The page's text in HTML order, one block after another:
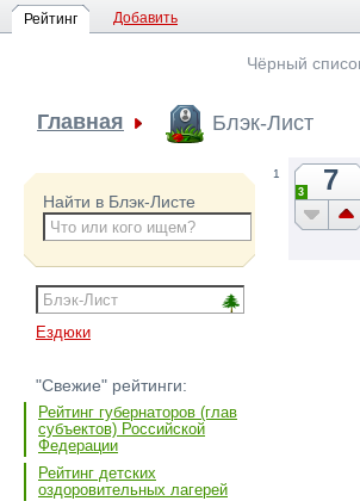
Рейтинг Добавить
Чёрный
Главная Блэк-Лист
Найти в Блэк-Листе
Ездюки
"Свежие" рейтинги:
Рейтинг губернаторов (глав
субъектов) Российской
Федерации
Рейтинг детских
оздоровительных лагерей
1 7
3